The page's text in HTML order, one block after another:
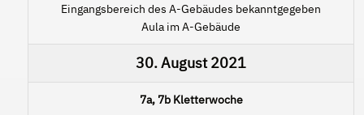
Eingangsbereich des A-Gebäudes bekanntgegeben
Aula im A-Gebäude
30. August 2021
7a, 7b Kletterwoche